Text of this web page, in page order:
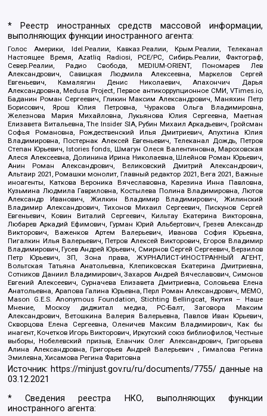
* Реестр иностранных средств массовой информации,
выполняющих функции иностранного агента:
Голос Америки, Idel.Реалии, Кавказ.Реалии, Крым.Реалии, Телеканал
Настоящее Время, Azatliq Radiosi, PCE/PC, Сибирь.Реалии, Фактограф,
Север.Реалии, Радио Свобода, MEDIUM-ORIENT, Пономарев Лев
Александрович, Савицкая Людмила Алексеевна, Маркелов Сергей
Евгеньевич, Камалягин Денис Николаевич, Апахончич Дарья
Александровна, Medusa Project, Первое антикоррупционное СМИ, VTimes.io,
Баданин Роман Сергеевич, Гликин Максим Александрович, Маняхин Петр
Борисович, Ярош Юлия Петровна, Чуракова Ольга Владимировна,
Железнова Мария Михайловна, Лукьянова Юлия Сергеевна, Маетная
Елизавета Витальевна, The Insider SIA, Рубин Михаил Аркадьевич, Гройсман
Софья Романовна, Рождественский Илья Дмитриевич, Апухтина Юлия
Владимировна, Постернак Алексей Евгеньевич, Телеканал Дождь, Петров
Степан Юрьевич, Istories fonds, Шмагун Олеся Валентиновна, Мароховская
Алеся Алексеевна, Долинина Ирина Николаевна, Шлейнов Роман Юрьевич,
Анин Роман Александрович, Великовский Дмитрий Александрович,
Альтаир 2021, Ромашки монолит, Главный редактор 2021, Вега 2021, Важные
иноагенты, Каткова Вероника Вячеславовна, Карезина Инна Павловна,
Кузьмина Людмила Гавриловна, Костылева Полина Владимировна, Лютов
Александр Иванович, Жилкин Владимир Владимирович, Жилинский
Владимир Александрович, Тихонов Михаил Сергеевич, Пискунов Сергей
Евгеньевич, Ковин Виталий Сергеевич, Кильтау Екатерина Викторовна,
Любарев Аркадий Ефимович, Гурман Юрий Альбертович, Грезев Александр
Викторович, Важенков Артем Валерьевич, Иванова София Юрьевна,
Пигалкин Илья Валерьевич, Петров Алексей Викторович, Егоров Владимир
Владимирович, Гусев Андрей Юрьевич, Смирнов Сергей Сергеевич, Верзилов
Петр Юрьевич, ЗП, Зона права, ЖУРНАЛИСТ-ИНОСТРАННЫЙ АГЕНТ,
Вольтская Татьяна Анатольевна, Клепиковская Екатерина Дмитриевна,
Сотников Даниил Владимирович, Захаров Андрей Вячеславович, Симонов
Евгений Алексеевич, Сурначева Елизавета Дмитриевна, Соловьева Елена
Анатольевна, Арапова Галина Юрьевна, Перл Роман Александрович, МЕМО,
Mason G.E.S. Anonymous Foundation, Stichting Bellingcat, Якутия – Наше
Мнение, Москоу диджитал медиа, РС-Балт, Заговора Максим
Александрович, Ветошкина Валерия Валерьевна, Павлов Иван Юрьевич,
Скворцова Елена Сергеевна, Оленичев Максим Владимирович, Как бы
инагент, Кочетков Игорь Викторович, Иркутский союз библиофилов, Честные
выборы, Нобелевский призыв, Еланчик Олег Александрович, Григорьева
Алина Александровна, Григорьев Андрей Валерьевич , Гималова Регина
Эмилевна, Хисамова Регина Фаритовна
Источник: https://minjust.gov.ru/ru/documents/7755/ данные на
03.12.2021
* Сведения реестра НКО, выполняющих функции
иностранного агента: